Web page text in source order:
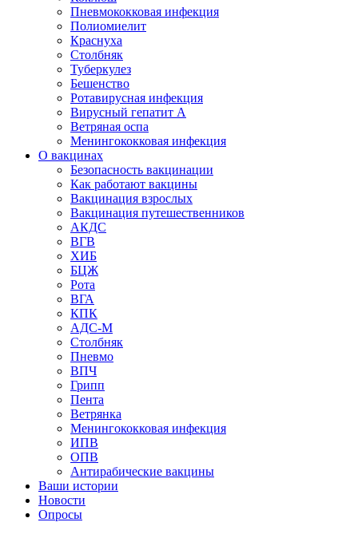
Пневмококковая инфекция
Полиомиелит
Краснуха
Столбняк
Туберкулез
Бешенство
Ротавирусная инфекция
Вирусный гепатит А
Ветряная оспа
Менингококковая инфекция
О вакцинах
Безопасность вакцинации
Как работают вакцины
Вакцинация взрослых
Вакцинация путешественников
АКДС
ВГВ
ХИБ
БЦЖ
Рота
ВГА
КПК
АДС-М
Столбняк
Пневмо
ВПЧ
Грипп
Пента
Ветрянка
Менингококковая инфекция
ИПВ
ОПВ
Антирабические вакцины
Ваши истории
Новости
Опросы